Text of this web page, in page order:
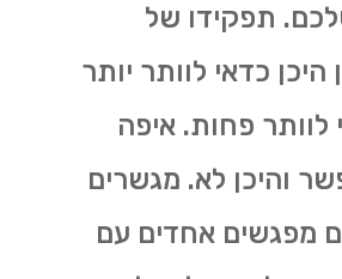
תפקידו של
היכן כדאי לוותר יותר
לוותר פחות. איפה
והיכן לא. מגשרים
מפגשים אחדים עם